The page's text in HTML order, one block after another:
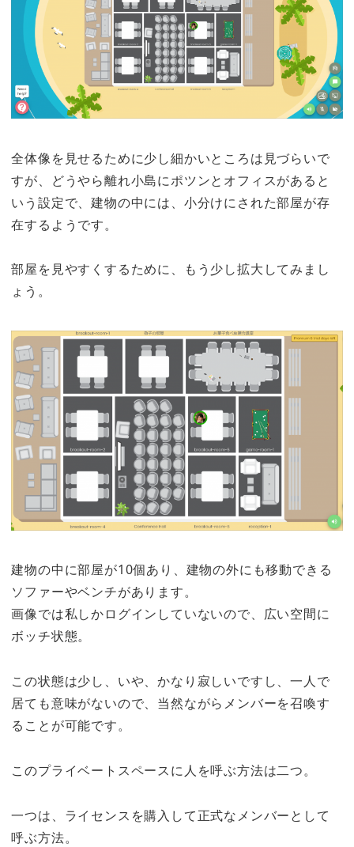
全体像を見せるために少し細かいところは見づらいで
すが、どうやら離れ小島にポツンとオフィスがあると
いう設定で、建物の中には、小分けにされた部屋が存
在するようです。
部屋を見やすくするために、もう少し拡大してみまし
ょう。
建物の中に部屋が10個あり、建物の外にも移動できる
ソファーやベンチがあります。
画像では私しかログインしていないので、広い空間に
ボッチ状態。
この状態は少し、いや、かなり寂しいですし、一人で
居ても意味がないので、当然ながらメンバーを召喚す
ることが可能です。
このプライベートスペースに人を呼ぶ方法は二つ。
一つは、ライセンスを購入して正式なメンバーとして
呼ぶ方法。